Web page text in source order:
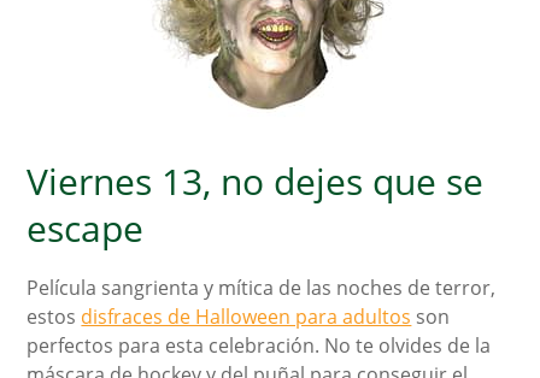
Viernes 13, no dejes que se
escape
Película sangrienta y mítica de las noches de terror,
estos disfraces de Halloween para adultos son
perfectos para esta celebración. No te olvides de la